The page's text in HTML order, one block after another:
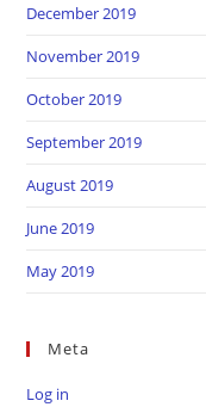
December 2019
November 2019
October 2019
September 2019
August 2019
June 2019
May 2019
Meta
Log in